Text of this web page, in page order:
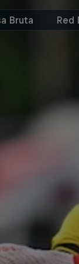
Bruta Red